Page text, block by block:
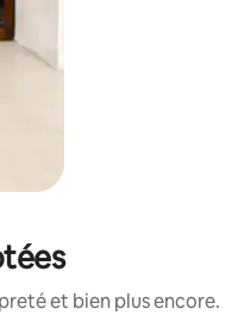
et bien plus encore.